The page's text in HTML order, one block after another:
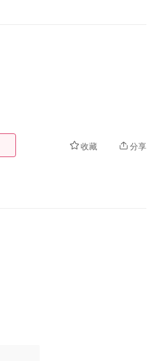
收藏 分享